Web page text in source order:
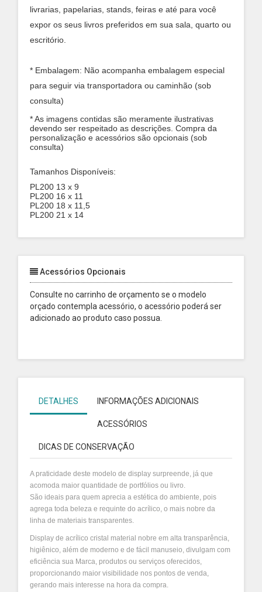
livrarias, papelarias, stands, feiras e até para você
expor os seus livros preferidos em sua sala, quarto ou
escritório.
* Embalagem: Não acompanha embalagem especial
para seguir via transportadora ou caminhão (sob
consulta)
* As imagens contidas são meramente ilustrativas
devendo ser respeitado as descrições. Compra da
personalização e acessórios são opcionais (sob
consulta)
Tamanhos Disponíveis:
PL200 13 x 9
PL200 16 x 11
PL200 18 x 11,5
PL200 21 x 14
Acessórios Opcionais
Consulte no carrinho de orçamento se o modelo
orçado contempla acessório, o acessório poderá ser
adicionado ao produto caso possua.
DETALHES INFORMAÇÕES ADICIONAIS
ACESSÓRIOS
DICAS DE CONSERVAÇÃO
A praticidade deste modelo de display surpreende, já que
acomoda maior quantidade de portfólios ou livro.
São ideais para quem aprecia a estética do ambiente, pois
agrega toda beleza e requinte do acrílico, o mais nobre da
linha de materiais transparentes.
Display de acrílico cristal material nobre em alta transparência,
higiênico, além de moderno e de fácil manuseio, divulgam com
eficiência sua Marca, produtos ou serviços oferecidos,
proporcionando maior visibilidade nos pontos de venda,
gerando mais interesse na hora da compra.